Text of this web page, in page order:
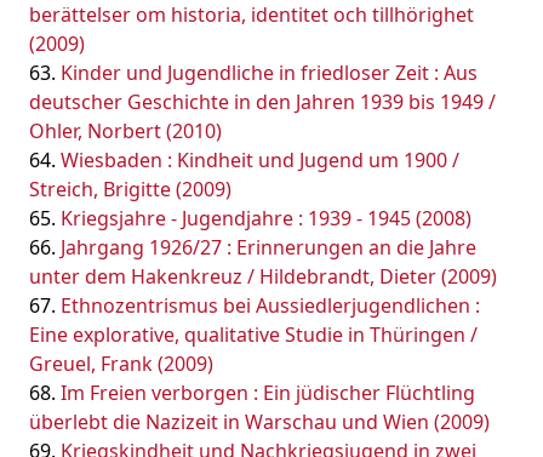
berättelser om historia, identitet och tillhörighet
(2009)
Kinder und Jugendliche in friedloser Zeit : Aus
deutscher Geschichte in den Jahren 1939 bis 1949 /
Ohler, Norbert (2010)
Wiesbaden : Kindheit und Jugend um 1900 /
Streich, Brigitte (2009)
Kriegsjahre - Jugendjahre : 1939 - 1945 (2008)
Jahrgang 1926/27 : Erinnerungen an die Jahre
unter dem Hakenkreuz / Hildebrandt, Dieter (2009)
Ethnozentrismus bei Aussiedlerjugendlichen :
Eine explorative, qualitative Studie in Thüringen /
Greuel, Frank (2009)
Im Freien verborgen : Ein jüdischer Flüchtling
überlebt die Nazizeit in Warschau und Wien (2009)
Kriegskindheit und Nachkriegsjugend in zwei